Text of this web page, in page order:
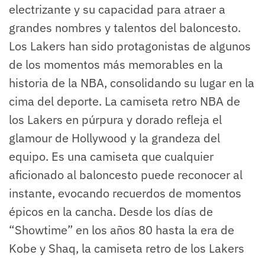
electrizante y su capacidad para atraer a
grandes nombres y talentos del baloncesto.
Los Lakers han sido protagonistas de algunos
de los momentos más memorables en la
historia de la NBA, consolidando su lugar en la
cima del deporte. La camiseta retro NBA de
los Lakers en púrpura y dorado refleja el
glamour de Hollywood y la grandeza del
equipo. Es una camiseta que cualquier
aficionado al baloncesto puede reconocer al
instante, evocando recuerdos de momentos
épicos en la cancha. Desde los días de
“Showtime” en los años 80 hasta la era de
Kobe y Shaq, la camiseta retro de los Lakers